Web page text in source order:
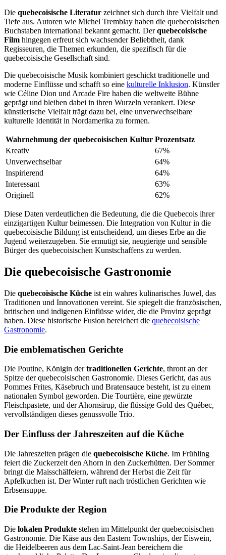
Die quebecoisische Literatur zeichnet sich durch ihre Vielfalt und
Tiefe aus. Autoren wie Michel Tremblay haben die quebecoisischen
Buchstaben international bekannt gemacht. Derquebecoisische
Film hingegen erfreut sich wachsender Beliebtheit, dank
Regisseuren, die Themen erkunden, die spezifisch für die
quebecoisische Gesellschaft sind.
Die quebecoisische Musik kombiniert geschickt traditionelle und
moderne Einflüsse und schafft so eine kulturelle Inklusion. Künstler
wie Céline Dion und Arcade Fire haben die weltweite Bühne
geprägt und bleiben dabei in ihren Wurzeln verankert. Diese
künstlerische Vielfalt trägt dazu bei, eine unverwechselbare
kulturelle Identität in Nordamerika zu formen.
Wahrnehmung der quebecoisischen Kultur Prozentsatz
Kreativ
67%
Unverwechselbar
64%
Inspirierend
64%
Interessant
63%
Originell
62%
Diese Daten verdeutlichen die Bedeutung, die die Quebecois ihrer
einzigartigen Kultur beimessen. Die Integration von Kultur in die
quebecoisische Bildung ist entscheidend, um dieses Erbe an die
Jugend weiterzugeben. Sie ermutigt sie, neugierige und sensible
Bürger des quebecoisischen Kunstschaffens zu werden.
Die quebecoisische Gastronomie
Die quebecoisische Küche ist ein wahres kulinarisches Juwel, das
Traditionen und Innovationen vereint. Sie spiegelt die französischen,
britischen und indigenen Einflüsse wider, die die Provinz geprägt
haben. Diese historische Fusion bereichert die quebecoisische
Gastronomie.
Die emblematischen Gerichte
Die Poutine, Königin dertraditionellen Gerichte, thront an der
Spitze der quebecoisischen Gastronomie. Dieses Gericht, das aus
Pommes Frites, Käsebruch und Bratensauce besteht, ist zu einem
nationalen Symbol geworden. Die Tourtière, eine gewürzte
Fleischpastete, und der Ahornsirup, die flüssige Gold des Québec,
vervollständigen dieses genussvolle Trio.
Der Einfluss der Jahreszeiten auf die Küche
Die Jahreszeiten prägen die quebecoisische Küche. Im Frühling
feiert die Zuckerzeit den Ahorn in den Zuckerhütten. Der Sommer
bringt die Maisschälfeiern, während der Herbst die Zeit für
Apfelkuchen ist. Der Winter ruft nach tröstlichen Gerichten wie
Erbsensuppe.
Die Produkte der Region
Die lokalen Produkte stehen im Mittelpunkt der quebecoisischen
Gastronomie. Die Käse aus den Eastern Townships, der Eiswein,
die Heidelbeeren aus dem Lac-Saint-Jean bereichern die